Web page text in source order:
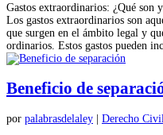
Gastos extraordinarios: ¿Qué son
Los gastos extraordinarios son
que surgen en el ámbito legal y
ordinarios. Estos gastos pueden
Beneficio de
por palabrasdelaley
Derecho Civil